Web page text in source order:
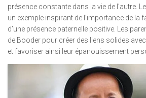
présence constante dans la vie de l’autre.
un exemple inspirant de l’importance de la
d’une présence paternelle positive. Les
de Booder pour créer des liens solides
et favoriser ainsi leur épanouissement